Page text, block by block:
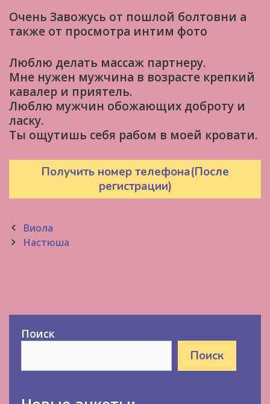
Очень Завожусь от пошлой болтовни а
также от просмотра интим фото
Люблю делать массаж партнеру.
Мне нужен мужчина в возрасте крепкий
кавалер и приятель.
Люблю мужчин обожающих доброту и
ласку.
Ты ощутишь себя рабом в моей кровати.
Получить номер телефона(После
регистрации)
Post
navigation
Виола
Настюша
Поиск
Поиск